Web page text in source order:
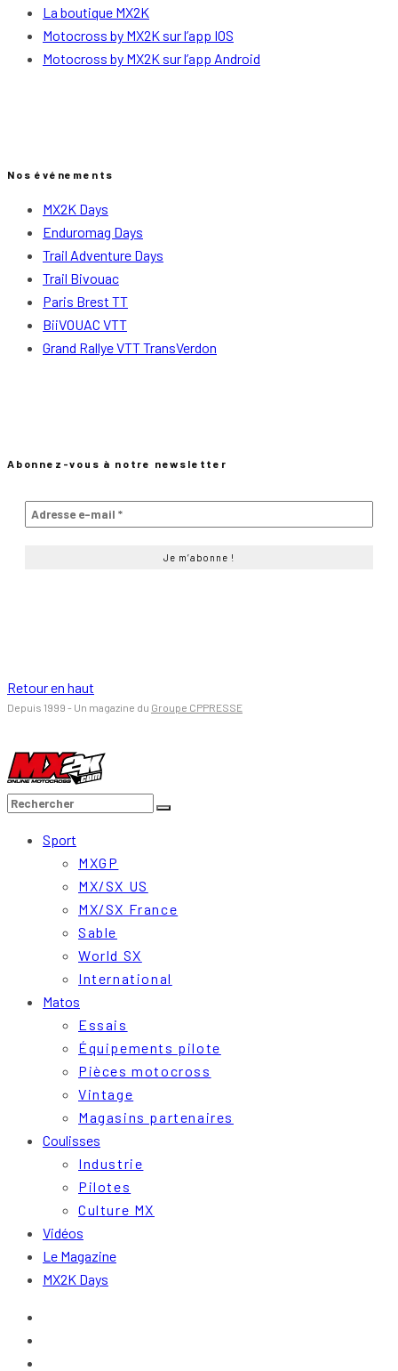
La boutique MX2K
Motocross by MX2K sur l’app IOS
Motocross by MX2K sur l’app Android
Nos événements
MX2K Days
Enduromag Days
Trail Adventure Days
Trail Bivouac
Paris Brest TT
BiiVOUAC VTT
Grand Rallye VTT TransVerdon
Abonnez-vous à notre newsletter
Retour en haut
Depuis 1999 - Un magazine du Groupe CPPRESSE
Sport
MXGP
MX/SX US
MX/SX France
Sable
World SX
International
Matos
Essais
Équipements pilote
Pièces motocross
Vintage
Magasins partenaires
Coulisses
Industrie
Pilotes
Culture MX
Vidéos
Le Magazine
MX2K Days